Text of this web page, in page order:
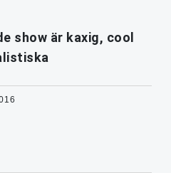
show är kaxig, cool